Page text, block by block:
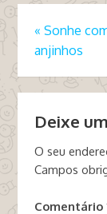
« Sonhe
anjinhos
Deixe
O seu
Campos
Comentário